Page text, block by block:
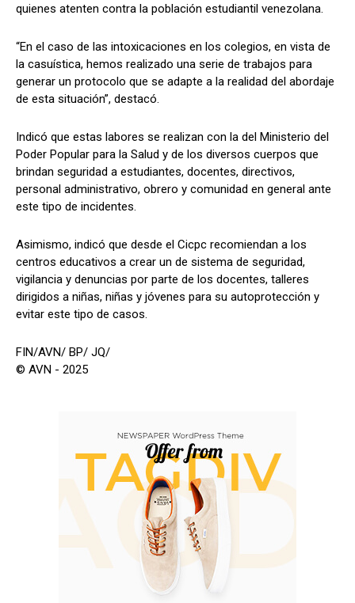
quienes atenten contra la población estudiantil venezolana.
“En el caso de las intoxicaciones en los colegios, en vista de
la casuística, hemos realizado una serie de trabajos para
generar un protocolo que se adapte a la realidad del abordaje
de esta situación”, destacó.
Indicó que estas labores se realizan con la del Ministerio del
Poder Popular para la Salud y de los diversos cuerpos que
brindan seguridad a estudiantes, docentes, directivos,
personal administrativo, obrero y comunidad en general ante
este tipo de incidentes.
Asimismo, indicó que desde el Cicpc recomiendan a los
centros educativos a crear un de sistema de seguridad,
vigilancia y denuncias por parte de los docentes, talleres
dirigidos a niñas, niñas y jóvenes para su autoprotección y
evitar este tipo de casos.
FIN/AVN/ BP/ JQ/
© AVN - 2025